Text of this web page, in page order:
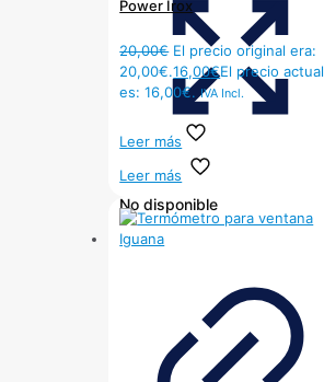
No disponible
Power Irox
20,00€ El precio original era:
20,00€.16,00€El precio actual
es: 16,00€. IVA Incl.
Leer más
Leer más